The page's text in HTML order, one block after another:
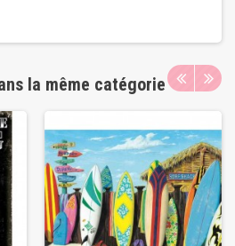
la même catégorie